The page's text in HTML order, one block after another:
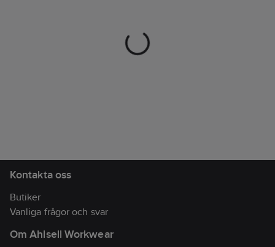
Kontakta oss
Butiker
Vanliga frågor och svar
Om Ahlsell Workwear